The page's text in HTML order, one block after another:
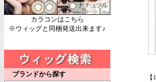
カラコンはこちら
※ウィッグと同梱発送出来ます♪
ブランドから探す